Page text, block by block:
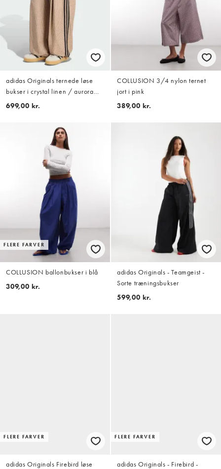
adidas Originals ternede løse
bukser i crystal linen / aurora
coffee
699,00 kr.
COLLUSION 3/4 nylon ternet
jort i pink
389,00 kr.
FLERE FARVER
COLLUSION ballonbukser i blå
309,00 kr.
adidas Originals - Teamgeist -
Sorte træningsbukser
599,00 kr.
FLERE FARVER
adidas Originals Firebird løse
FLERE FARVER
adidas Originals - Firebird -